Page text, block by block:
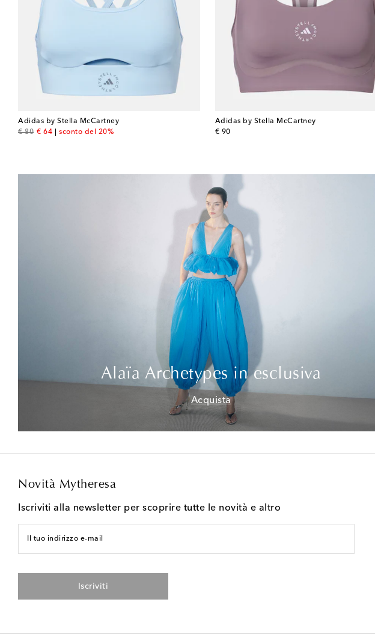
Adidas by Stella McCartney
€ 80
original price
€ 64
discount price
sconto del 20%
Adidas by Stella McCartney
€ 90
original price
Alaïa Archetypes in esclusiva
Acquista
Novità Mytheresa
Iscriviti alla newsletter per scoprire tutte le novità e altro
Il tuo indirizzo e-mail
Iscriviti